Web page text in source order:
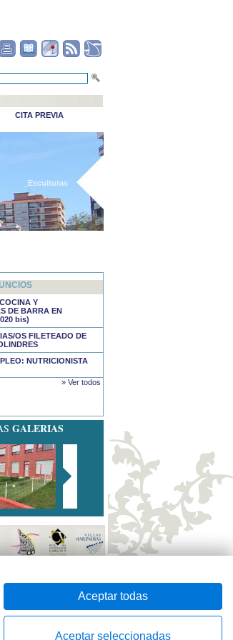
CITA PREVIA
_Esculturas
Y
DE BARRA EN
bis)
OS FILETEADO DE
NUTRICIONISTA
» Ver todos
GALERIAS
Desarrollado por
Aceptar todas
Aceptar seleccionadas